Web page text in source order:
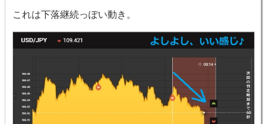
これは下落継続っぽい動き。